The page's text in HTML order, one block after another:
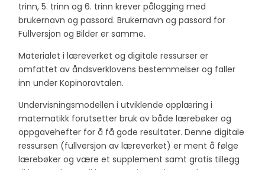
trinn, 5. trinn og 6. trinn krever pålogging med
brukernavn og passord. Brukernavn og passord for
Fullversjon og Bilder er samme.
Materialet i læreverket og digitale ressurser er
omfattet av åndsverklovens bestemmelser og faller
inn under Kopinoravtalen.
Undervisningsmodellen i utviklende opplæring i
matematikk forutsetter bruk av både lærebøker og
oppgavehefter for å få gode resultater. Denne digitale
ressursen (fullversjon av læreverket) er ment å følge
lærebøker og være et supplement samt gratis tillegg